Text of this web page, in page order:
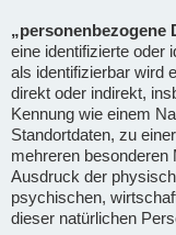
„personenbezogene
eine identifizierte oder
als identifizierbar wird
direkt oder indirekt,
Kennung wie einem
Standortdaten, zu
mehreren besonderen
Ausdruck der
psychischen,
dieser natürlichen